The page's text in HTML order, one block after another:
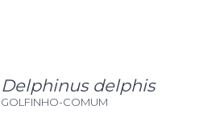
Delphinus delphis
GOLFINHO-COMUM